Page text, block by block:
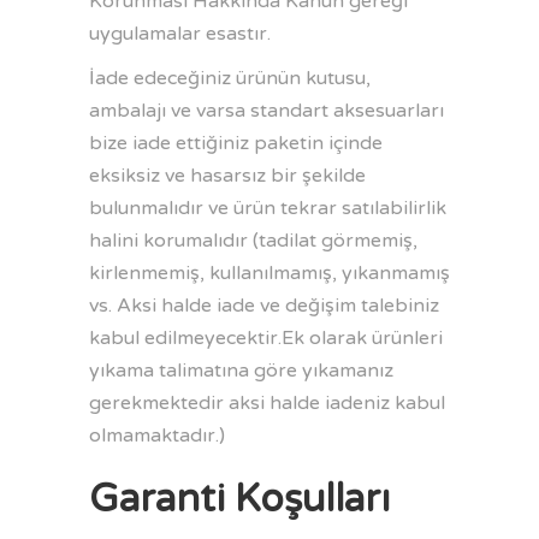
uygulamalar esastır.
İade edeceğiniz ürünün kutusu,
ambalajı ve varsa standart aksesuarları
bize iade ettiğiniz paketin içinde
eksiksiz ve hasarsız bir şekilde
bulunmalıdır ve ürün tekrar satılabilirlik
halini korumalıdır (tadilat görmemiş,
kirlenmemiş, kullanılmamış, yıkanmamış
vs. Aksi halde iade ve değişim talebiniz
kabul edilmeyecektir.Ek olarak ürünleri
yıkama talimatına göre yıkamanız
gerekmektedir aksi halde iadeniz kabul
olmamaktadır.)
Garanti Koşulları